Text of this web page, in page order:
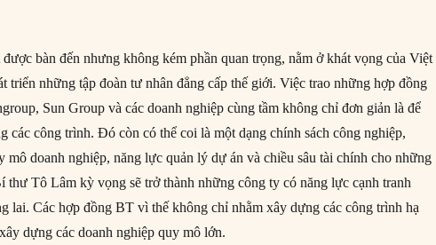
bàn đến nhưng không kém phần quan trọng, nằm ở khát vọng của Việt
triển những tập đoàn tư nhân đẳng cấp thế giới. Việc trao những hợp đồng
Sun Group và các doanh nghiệp cùng tầm không chỉ đơn giản là để
các công trình. Đó còn có thể coi là một dạng chính sách công nghiệp,
mô doanh nghiệp, năng lực quản lý dự án và chiều sâu tài chính cho những
thư Tô Lâm kỳ vọng sẽ trở thành những công ty có năng lực cạnh tranh
lai. Các hợp đồng BT vì thế không chỉ nhằm xây dựng các công trình hạ
dựng các doanh nghiệp quy mô lớn.